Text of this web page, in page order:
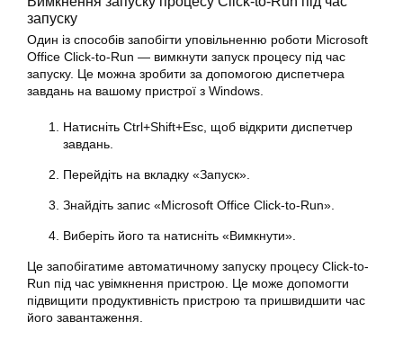
запуску
Один із способів запобігти уповільненню роботи Microsoft
Office Click-to-Run — вимкнути запуск процесу під час
запуску. Це можна зробити за допомогою диспетчера
завдань на вашому пристрої з Windows.
Натисніть Ctrl+Shift+Esc, щоб відкрити диспетчер
завдань.
Перейдіть на вкладку «Запуск».
Знайдіть запис «Microsoft Office Click-to-Run».
Виберіть його та натисніть «Вимкнути».
Це запобігатиме автоматичному запуску процесу Click-to-
Run під час увімкнення пристрою. Це може допомогти
підвищити продуктивність пристрою та пришвидшити час
його завантаження.